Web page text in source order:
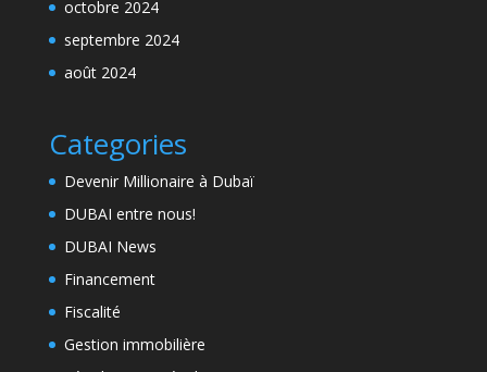
octobre 2024
septembre 2024
août 2024
Categories
Devenir Millionaire à Dubaï
DUBAI entre nous!
DUBAI News
Financement
Fiscalité
Gestion immobilière